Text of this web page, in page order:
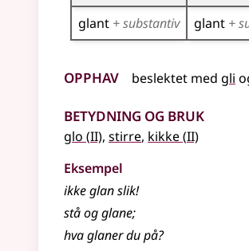
glant + substantiv glant +
Opphav beslektet med gli
Betydning og bruk
glo (2
II), stirre, kikke(2
II)
Eksempel
ikke glan slik!
stå ogglane;
hvaglanerdu på?